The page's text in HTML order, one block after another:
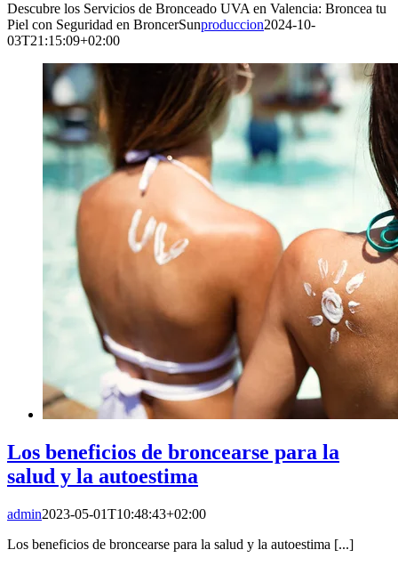
Descubre los Servicios de Bronceado UVA en Valencia: Broncea tu
Piel con Seguridad en BroncerSunproduccion2024-10-
03T21:15:09+02:00
Los beneficios de broncearse para la
salud y la autoestima
admin2023-05-01T10:48:43+02:00
Los beneficios de broncearse para la salud y la autoestima [...]